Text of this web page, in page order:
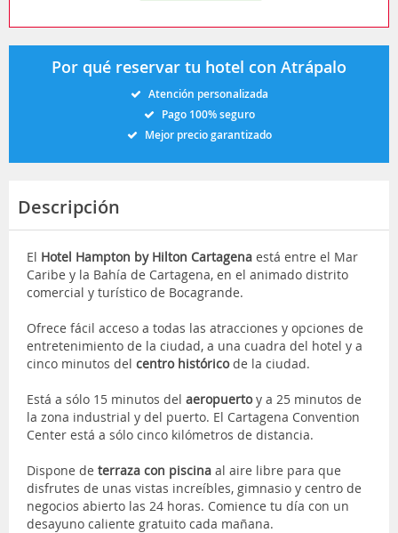
Por qué reservar tu hotel con Atrápalo
Atención personalizada
Pago 100% seguro
Mejor precio garantizado
Descripción
El Hotel Hampton by Hilton Cartagena está entre el Mar
Caribe y la Bahía de Cartagena, en el animado distrito
comercial y turístico de Bocagrande.
Ofrece fácil acceso a todas las atracciones y opciones de
entretenimiento de la ciudad, a una cuadra del hotel y a
cinco minutos del centro históricode la ciudad.
Está a sólo 15 minutos del aeropuertoy a 25 minutos de
la zona industrial y del puerto. El Cartagena Convention
Center está a sólo cinco kilómetros de distancia.
Dispone de terraza con piscina al aire libre para que
disfrutes de unas vistas increíbles, gimnasio y centro de
negocios abierto las 24 horas. Comience tu día con un
desayuno caliente gratuito cada mañana.